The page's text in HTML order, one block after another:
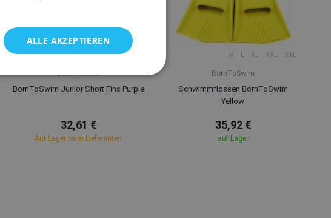
XXS M S
BornToSwim Junior Short Fins Purple
32,61 €
Auf Lager beim Lieferanten
M L XL XXL XXL
BornToSwim
Schwimmflossen BornToSwim
Yellow
35,92 €
auf Lager
ALLE AKZEPTIEREN